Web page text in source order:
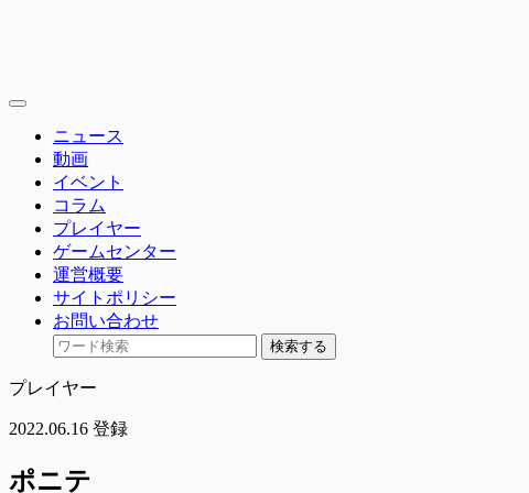
toggle
ニュース
動画
イベント
コラム
プレイヤー
ゲームセンター
運営概要
サイトポリシー
お問い合わせ
検索する
プレイヤー
2022.06.16 登録
ポニテ